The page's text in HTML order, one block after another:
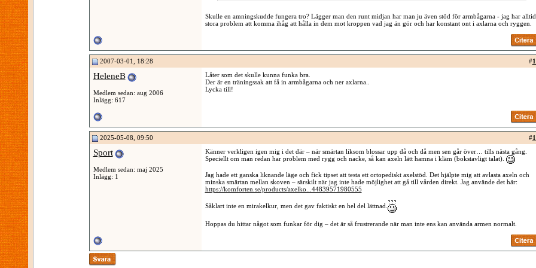
Skulle en amningskudde fungera tro? Lägger man den runt midjan har man ju även stöd för armbågarna - jag har alltid
stora problem att komma ihåg att hålla in dem mot kroppen vad jag än gör och har konstant ont i axlarna och ryggen.
2007-03-01, 18:28 #
HeleneB
Medlem sedan: aug 2006
Inlägg: 617
Låter som det skulle kunna funka bra.
Der är en träningssak att få in armbågarna och ner axlarna..
Lycka till!
2025-05-08, 09:50 #
Sport
Medlem sedan: maj 2025
Inlägg: 1
Känner verkligen igen mig i det där – när smärtan liksom blossar upp då och då men sen går över… tills nästa gång.
Speciellt om man redan har problem med rygg och nacke, så kan axeln lätt hamna i kläm (bokstavligt talat).
Jag hade ett ganska liknande läge och fick tipset att testa ett ortopediskt axelstöd. Det hjälpte mig att avlasta axeln och
minska smärtan mellan skoven – särskilt när jag inte hade möjlighet att gå till vården direkt. Jag använde det här:
https://komforten.se/products/axelko...44839571980555
Såklart inte en mirakelkur, men det gav faktiskt en hel del lättnad.
Hoppas du hittar något som funkar för dig – det är så frustrerande när man inte ens kan använda armen normalt.